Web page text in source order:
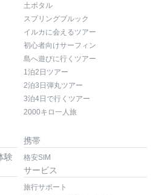
土ボタル
スプリングブルック
イルカに会えるツアー
初心者向けサーフィン
島へ遊びに行くツアー
1泊2日ツアー
2泊3日弾丸ツアー
3泊4日で行くツアー
2000キロ一人旅
験
携帯
格安SIM
サービス
旅行サポート